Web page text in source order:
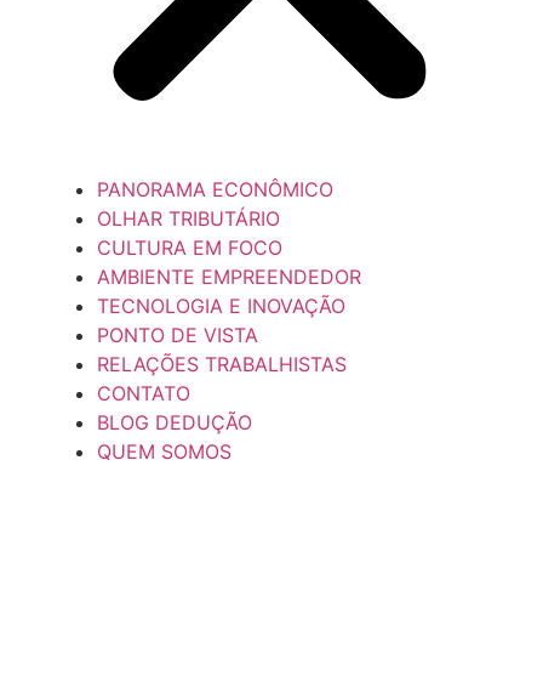
PANORAMA ECONÔMICO
OLHAR TRIBUTÁRIO
CULTURA EM FOCO
AMBIENTE EMPREENDEDOR
TECNOLOGIA E INOVAÇÃO
PONTO DE VISTA
RELAÇÕES TRABALHISTAS
CONTATO
BLOG DEDUÇÃO
QUEM SOMOS